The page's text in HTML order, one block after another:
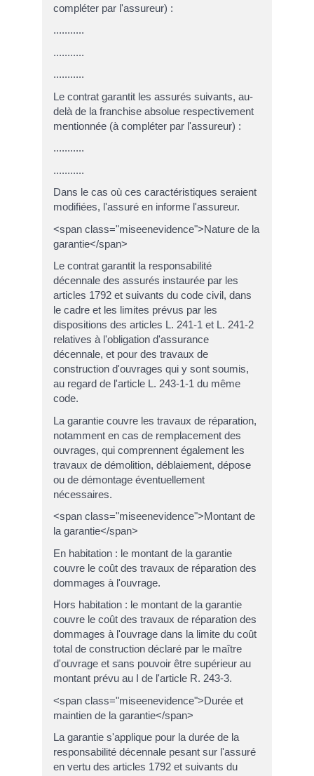
compléter par l'assureur) :
...........
...........
...........
Le contrat garantit les assurés suivants, au-
delà de la franchise absolue respectivement
mentionnée (à compléter par l'assureur) :
...........
...........
Dans le cas où ces caractéristiques seraient
modifiées, l'assuré en informe l'assureur.
<span class="miseenevidence">Nature de la
garantie</span>
Le contrat garantit la responsabilité
décennale des assurés instaurée par les
articles 1792 et suivants du code civil, dans
le cadre et les limites prévus par les
dispositions des articles L. 241-1 et L. 241-2
relatives à l'obligation d'assurance
décennale, et pour des travaux de
construction d'ouvrages qui y sont soumis,
au regard de l'article L. 243-1-1 du même
code.
La garantie couvre les travaux de réparation,
notamment en cas de remplacement des
ouvrages, qui comprennent également les
travaux de démolition, déblaiement, dépose
ou de démontage éventuellement
nécessaires.
<span class="miseenevidence">Montant de
la garantie</span>
En habitation : le montant de la garantie
couvre le coût des travaux de réparation des
dommages à l'ouvrage.
Hors habitation : le montant de la garantie
couvre le coût des travaux de réparation des
dommages à l'ouvrage dans la limite du coût
total de construction déclaré par le maître
d'ouvrage et sans pouvoir être supérieur au
montant prévu au I de l'article R. 243-3.
<span class="miseenevidence">Durée et
maintien de la garantie</span>
La garantie s'applique pour la durée de la
responsabilité décennale pesant sur l'assuré
en vertu des articles 1792 et suivants du